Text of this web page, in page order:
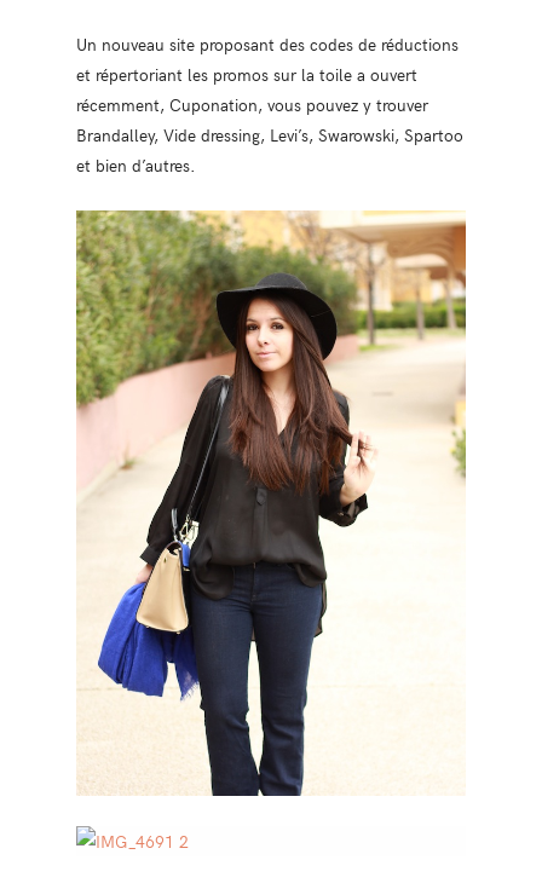
Un nouveau site proposant des codes de réductions
et répertoriant les promos sur la toile a ouvert
récemment, Cuponation, vous pouvez y trouver
Brandalley, Vide dressing, Levi’s, Swarowski, Spartoo
et bien d’autres.